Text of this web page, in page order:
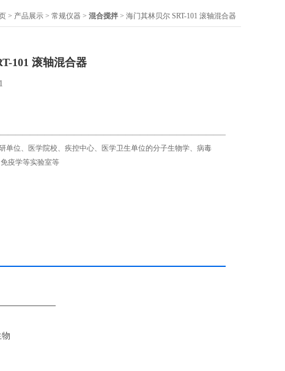
> 产品展示 > 常规仪器 > 混合搅拌 > 海门其林贝尔 SRT-101 滚轴混合器
101 滚轴混合器
单位、医学院校、疾控中心、医学卫生单位的分子生物学、病毒
疫学等实验室等